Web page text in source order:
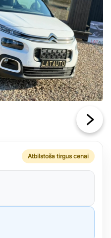
Atbilstoša tirgus cenai